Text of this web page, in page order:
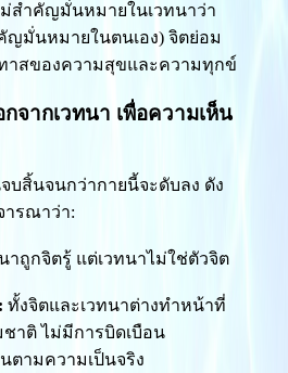
ม่สำคัญมั่นหมายในเวทนาว่า
ญมั่นหมายในตนเอง) จิตย่อม
าสของความสุขและความทุกข์
จากเวทนา เพื่อความเห็น
บสิ้นจนกว่ากายนี้จะดับลง ดัง
ารณาว่า:
าถูกจิตรู้ แต่เวทนาไม่ใช่ตัวจิต
ทั้งจิตและเวทนาต่างทำหน้าที่
าติ ไม่มีการบิดเบือน
ตามความเป็นจริง